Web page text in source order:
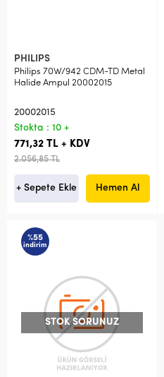
PHILIPS
Philips 70W/942 CDM-TD Metal
Halide Ampul 20002015
20002015
Stokta : 10 +
771,32 TL + KDV
2.056,85 TL
+ Sepete Ekle Hemen Al
%55
indirim
STOK SORUNUZ